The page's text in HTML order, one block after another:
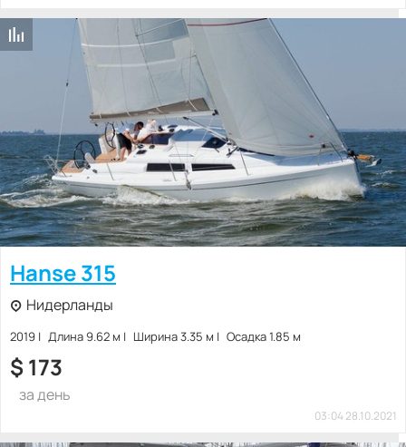
Hanse 315
Нидерланды
2019 Длина 9.62 м Ширина 3.35 м Осадка 1.85 м
$ 173
за день
03:04 28.10.2021